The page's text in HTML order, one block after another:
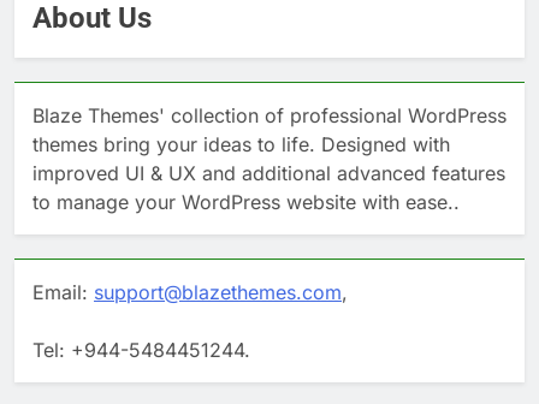
About Us
Blaze Themes' collection of professional WordPress
themes bring your ideas to life. Designed with
improved UI & UX and additional advanced features
to manage your WordPress website with ease..
Email: support@blazethemes.com,
Tel: +944-5484451244.